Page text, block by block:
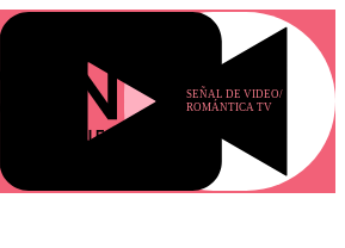
SEÑAL DE VIDEO/
ROMÁNTICA TV